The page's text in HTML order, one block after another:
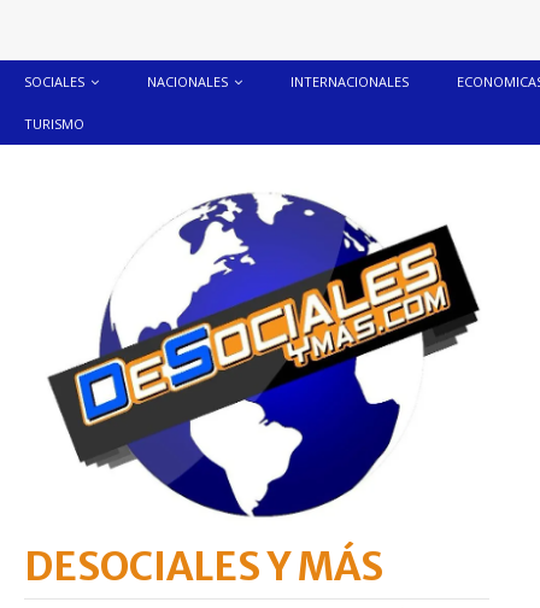
SOCIALES NACIONALES INTERNACIONALES
TURISMO
DESOCIALES Y MÁS